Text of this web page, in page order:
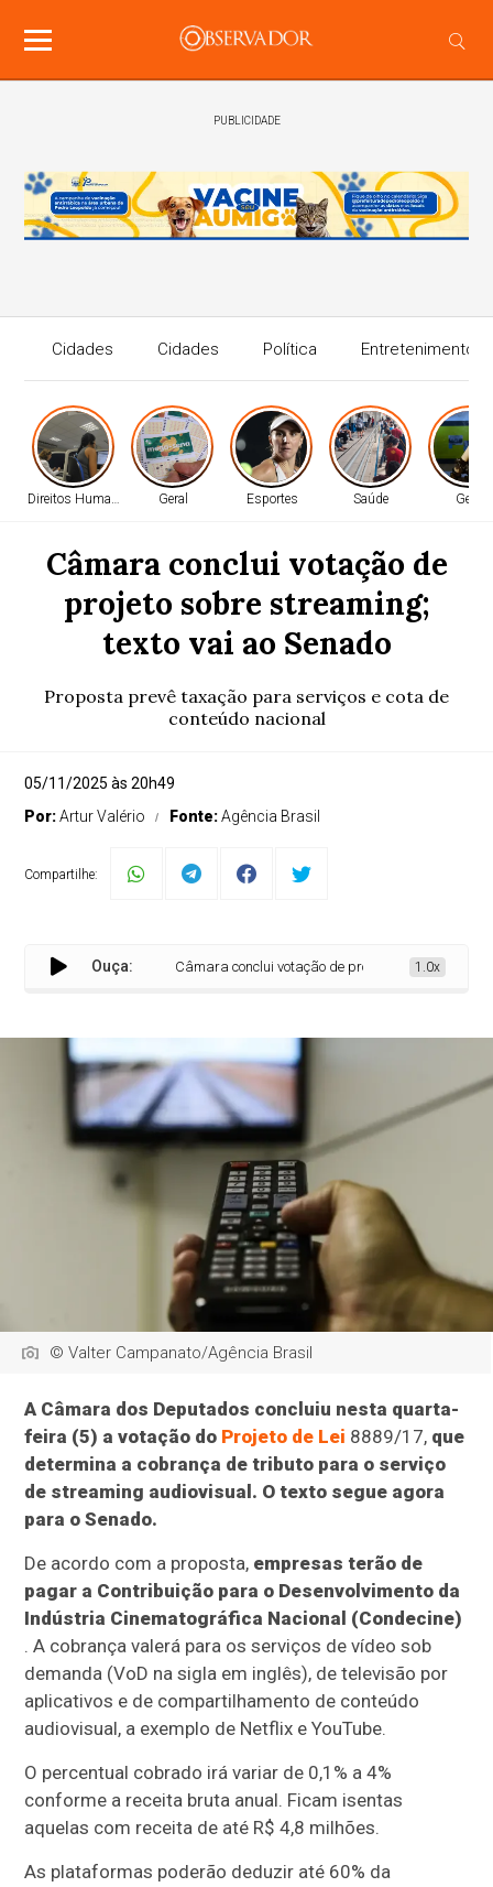
PUBLICIDADE
Cidades Cidades Política Entretenimento
Direitos Humanos Geral Esportes Saúde Geral
Câmara conclui votação de
projeto sobre streaming;
texto vai ao Senado
Proposta prevê taxação para serviços e cota de
conteúdo nacional
05/11/2025 às 20h49
Por:Artur Valério Fonte:Agência Brasil
Compartilhe:
Ouça: Câmara conclui votação de projeto sobre streaming;
1.0x
© Valter Campanato/Agência Brasil
A Câmara dos Deputados concluiu nesta quarta-
feira (5) a votação do Projeto de Lei 8889/17, que
determina a cobrança de tributo para o serviço
de streaming audiovisual. O texto segue agora
para o Senado.
De acordo com a proposta, empresas terão de
pagar a Contribuição para o Desenvolvimento da
Indústria Cinematográfica Nacional (Condecine)
. A cobrança valerá para os serviços de vídeo sob
demanda (VoD na sigla em inglês), de televisão por
aplicativos e de compartilhamento de conteúdo
audiovisual, a exemplo de Netflix e YouTube.
O percentual cobrado irá variar de 0,1% a 4%
conforme a receita bruta anual. Ficam isentas
aquelas com receita de até R$ 4,8 milhões.
As plataformas poderão deduzir até 60% da